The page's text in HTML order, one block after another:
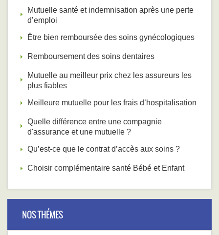
Mutuelle santé et indemnisation après une perte
d’emploi
Être bien remboursée des soins gynécologiques
Remboursement des soins dentaires
Mutuelle au meilleur prix chez les assureurs les
plus fiables
Meilleure mutuelle pour les frais d’hospitalisation
Quelle différence entre une compagnie
d'assurance et une mutuelle ?
Qu’est-ce que le contrat d’accès aux soins ?
Choisir complémentaire santé Bébé et Enfant
NOS THÉMES